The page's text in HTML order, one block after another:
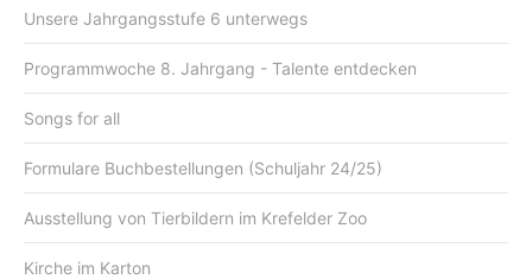
Unsere Jahrgangsstufe 6 unterwegs
Programmwoche 8. Jahrgang - Talente entdecken
Songs for all
Formulare Buchbestellungen (Schuljahr 24/25)
Ausstellung von Tierbildern im Krefelder Zoo
Kirche im Karton